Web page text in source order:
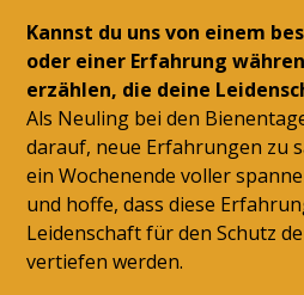
Kannst du uns von einem
oder einer Erfahrung
erzählen, die deine
Als Neuling bei den
darauf, neue Erfahrungen zu
ein Wochenende voller
und hoffe, dass diese
Leidenschaft für den Schutz
vertiefen werden.